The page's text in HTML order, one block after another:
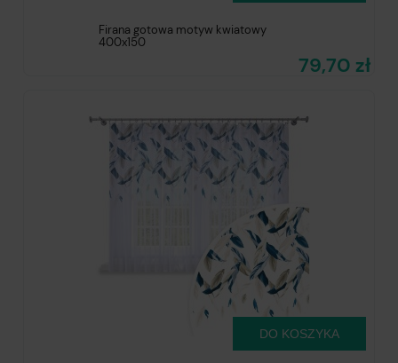
Firana gotowa motyw kwiatowy
400x150
79,70 zł
DO KOSZYKA